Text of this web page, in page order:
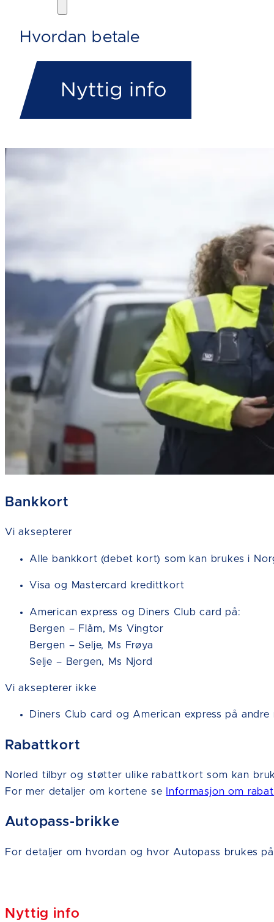
Hvordan betale
Bankkort
Vi aksepterer
Alle bankkort (debet kort) som kan brukes i
Visa og Mastercard kredittkort
American express og Diners Club card på:
Bergen – Flåm, Ms Vingtor
Bergen – Selje, Ms Frøya
Selje – Bergen, Ms Njord
Vi aksepterer ikke
Diners Club card og American express på
Rabattkort
Norled tilbyr og støtter ulike rabattkort som kan
For mer detaljer om kortene se
Informasjon om
Autopass-brikke
For detaljer om hvordan og hvor Autopass brukes
Nyttig info